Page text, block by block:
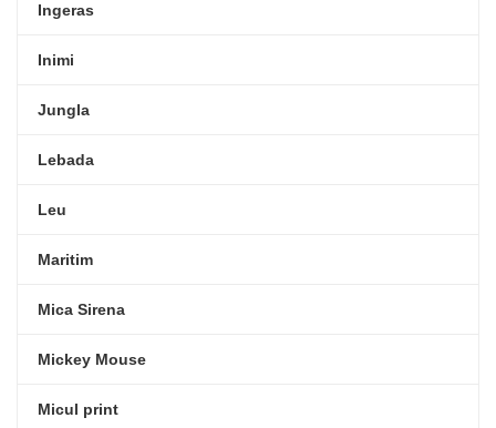
Ingeras
Inimi
Jungla
Lebada
Leu
Maritim
Mica Sirena
Mickey Mouse
Micul print